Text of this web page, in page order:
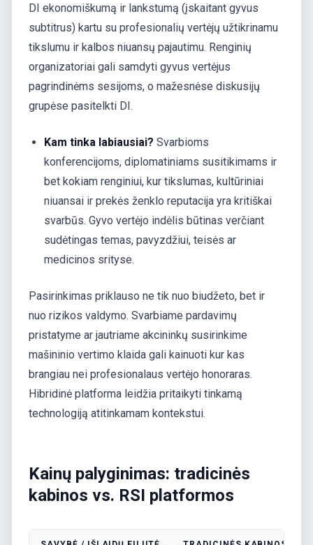
DI ekonomiškumą ir lankstumą (įskaitant gyvus
subtitrus) kartu su profesionalių vertėjų užtikrinamu
tikslumu ir kalbos niuansų pajautimu. Renginių
organizatoriai gali samdyti gyvus vertėjus
pagrindinėms sesijoms, o mažesnėse diskusijų
grupėse pasitelkti DI.
Kam tinka labiausiai? Svarbioms
konferencijoms, diplomatiniams susitikimams ir
bet kokiam renginiui, kur tikslumas, kultūriniai
niuansai ir prekės ženklo reputacija yra kritiškai
svarbūs. Gyvo vertėjo indėlis būtinas verčiant
sudėtingas temas, pavyzdžiui, teisės ar
medicinos srityse.
Pasirinkimas priklauso ne tik nuo biudžeto, bet ir
nuo rizikos valdymo. Svarbiame pardavimų
pristatyme ar jautriame akcininkų susirinkime
mašininio vertimo klaida gali kainuoti kur kas
brangiau nei profesionalaus vertėjo honoraras.
Hibridinė platforma leidžia pritaikyti tinkamą
technologiją atitinkamam kontekstui.
Kainų palyginimas: tradicinės
kabinos vs. RSI platformos